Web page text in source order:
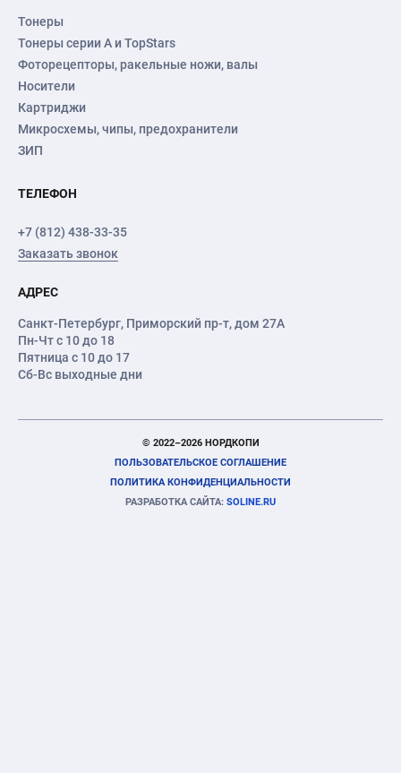
Тонеры
Тонеры серии А и TopStars
Фоторецепторы, ракельные ножи, валы
Носители
Картриджи
Микросхемы, чипы, предохранители
ЗИП
ТЕЛЕФОН
+7 (812) 438-33-35
Заказать звонок
АДРЕС
Санкт-Петербург, Приморский пр-т, дом 27А
Пн-Чт с 10 до 18
Пятница с 10 до 17
Сб-Вс выходные дни
© 2022–2026 НОРДКОПИ
ПОЛЬЗОВАТЕЛЬСКОЕ СОГЛАШЕНИЕ
ПОЛИТИКА КОНФИДЕНЦИАЛЬНОСТИ
РАЗРАБОТКА САЙТА: SOLINE.RU